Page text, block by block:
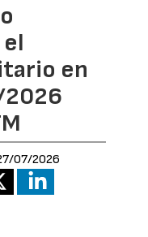
en
2026
07/2026